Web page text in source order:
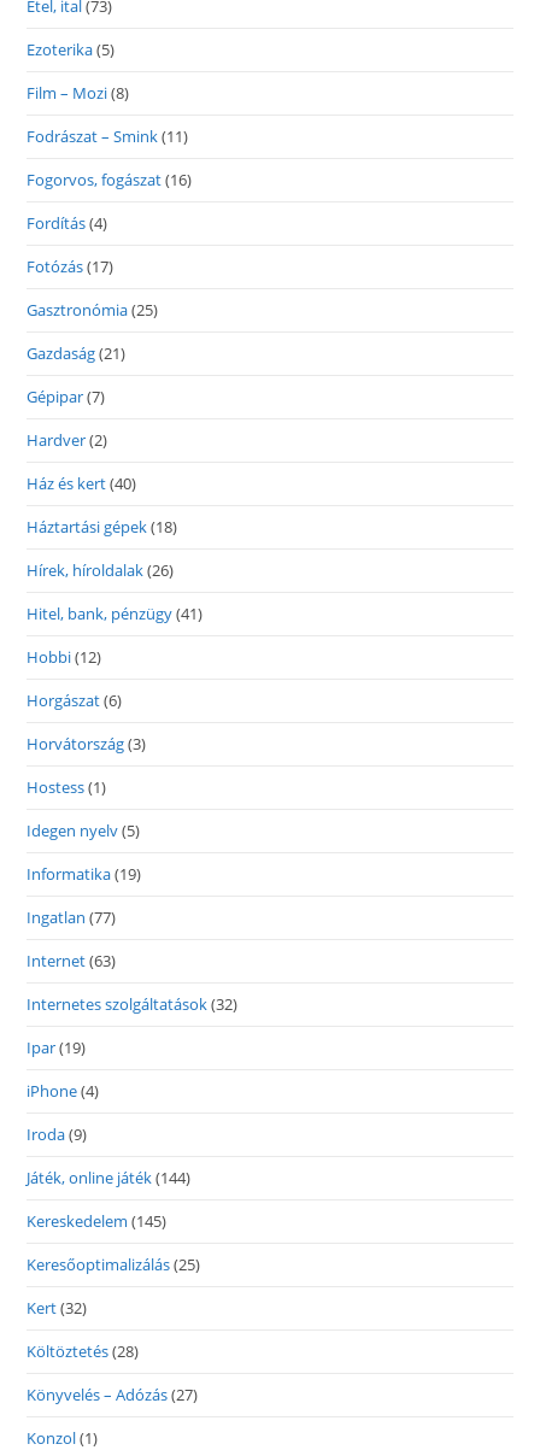
Étel, ital (73)
Ezoterika(5)
Film – Mozi(8)
Fodrászat – Smink(11)
Fogorvos, fogászat(16)
Fordítás(4)
Fotózás(17)
Gasztronómia(25)
Gazdaság(21)
Gépipar(7)
Hardver(2)
Ház és kert(40)
Háztartási gépek(18)
Hírek, híroldalak(26)
Hitel, bank, pénzügy(41)
Hobbi(12)
Horgászat(6)
Horvátország(3)
Hostess(1)
Idegen nyelv(5)
Informatika(19)
Ingatlan (77)
Internet(63)
Internetes szolgáltatások(32)
Ipar(19)
iPhone(4)
Iroda(9)
Játék, online játék(144)
Kereskedelem (145)
Keresőoptimalizálás(25)
Kert(32)
Költöztetés(28)
Könyvelés – Adózás(27)
Konzol(1)